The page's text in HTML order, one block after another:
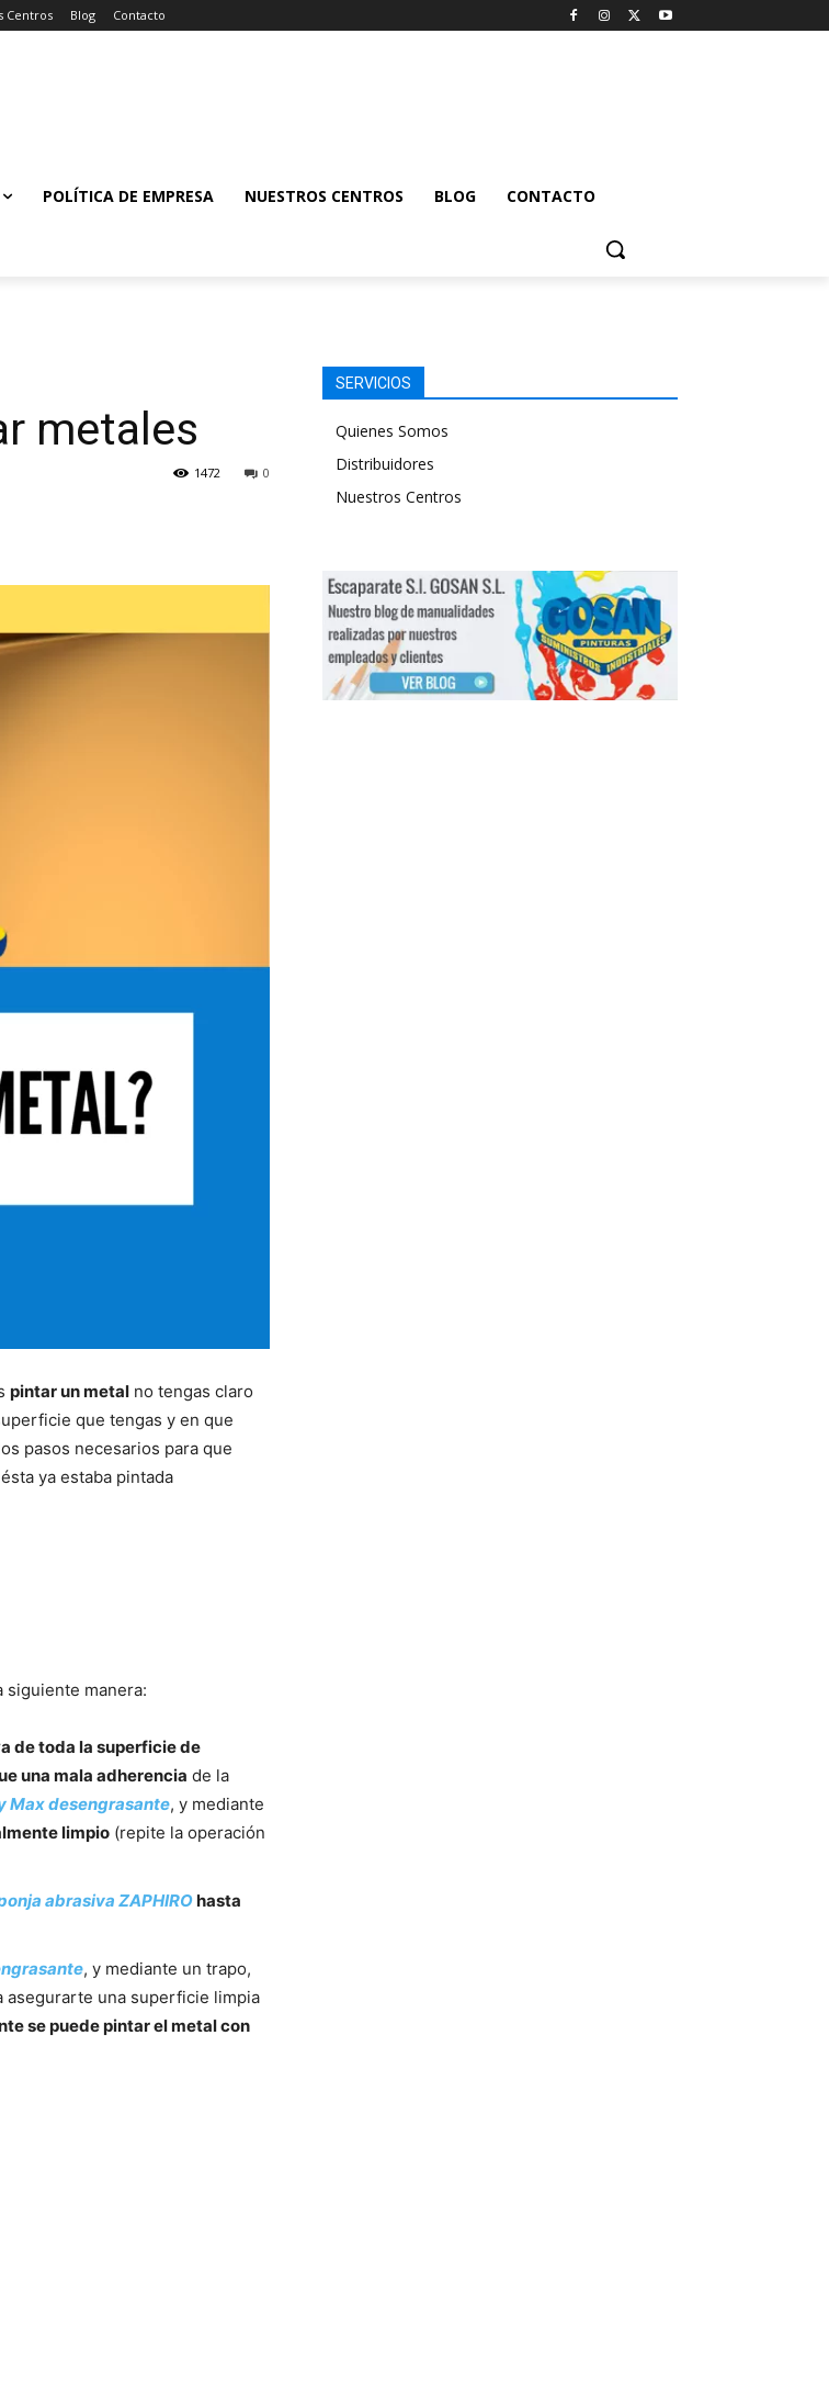
Centros Blog Contacto
POLÍTICA DE EMPRESA NUESTROS CENTROS BLOG CONTACTO
metales
0
1472
pintar un metal no tengas claro
que tengas y en que
pasos necesarios para que
ya estaba pintada
siguiente manera:
de toda la superficie de
una mala adherencia de la
Max desengrasante, y mediante
limpio (repite la operación
abrasiva ZAPHIROhasta
, y mediante un trapo,
asegurarte una superficie limpia
se puede pintar el metal con
SERVICIOS
Quienes Somos
Distribuidores
Nuestros Centros